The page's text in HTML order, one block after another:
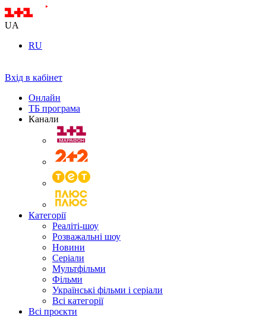
UA
RU
Вхід в кабінет
Онлайн
ТБ програма
Канали
Категорії
Реаліті-шоу
Розважальні шоу
Новини
Серіали
Мультфільми
Фільми
Українські фільми і серіали
Всі категорії
Всі проєкти